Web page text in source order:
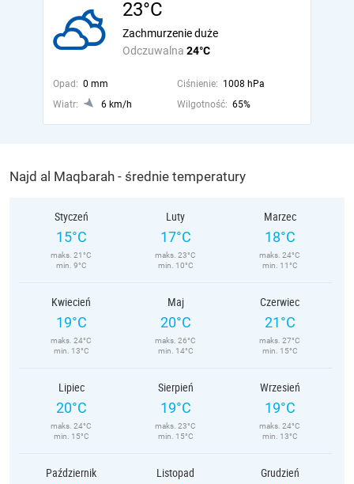
23°C
Odczuwalna 24°C
Zachmurzenie duże
Opad: 0 mm Ciśnienie: 1008 hPa
Wiatr:
6 km/h Wilgotność: 65%
Najd al Maqbarah - średnie temperatury
Styczeń
15°C
maks. 21°C
min. 9°C
Luty
17°C
maks. 23°C
min. 10°C
Marzec
18°C
maks. 24°C
min. 11°C
Kwiecień
19°C
maks. 24°C
min. 13°C
Maj
20°C
maks. 26°C
min. 14°C
Czerwiec
21°C
maks. 27°C
min. 15°C
Lipiec
20°C
maks. 24°C
min. 15°C
Sierpień
19°C
maks. 23°C
min. 15°C
Wrzesień
19°C
maks. 24°C
min. 13°C
Październik Listopad Grudzień